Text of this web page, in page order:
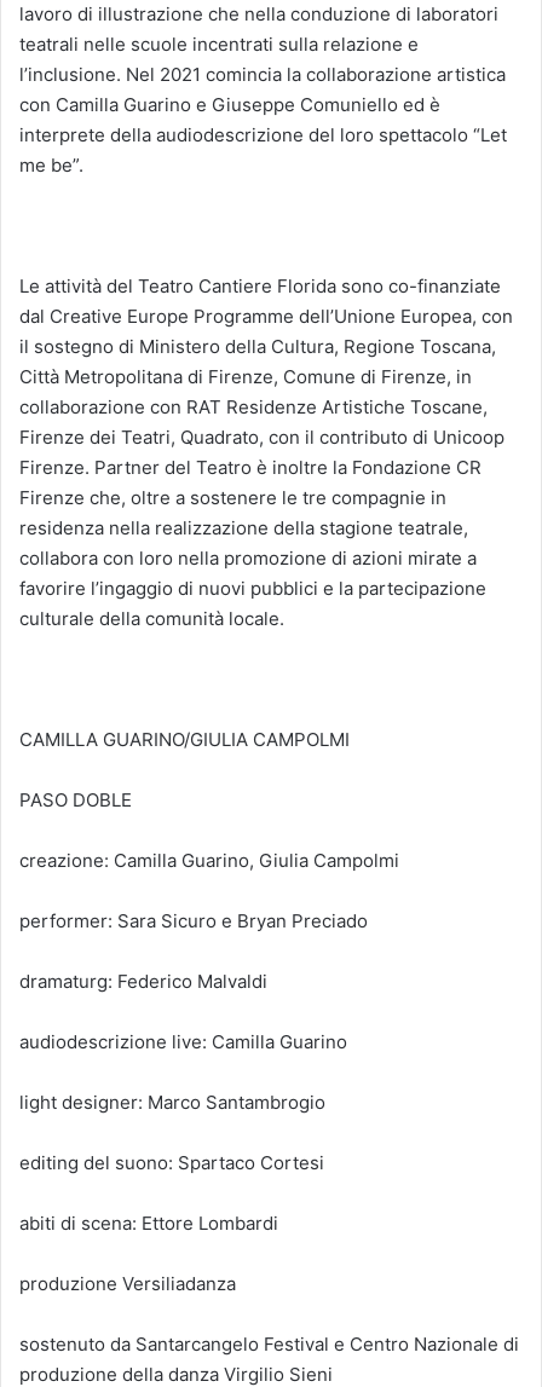
lavoro di illustrazione che nella conduzione di laboratori
teatrali nelle scuole incentrati sulla relazione e
l’inclusione. Nel 2021 comincia la collaborazione artistica
con Camilla Guarino e Giuseppe Comuniello ed è
interprete della audiodescrizione del loro spettacolo “Let
me be”.
Le attività del Teatro Cantiere Florida sono co-finanziate
dal Creative Europe Programme dell’Unione Europea, con
il sostegno di Ministero della Cultura, Regione Toscana,
Città Metropolitana di Firenze, Comune di Firenze, in
collaborazione con RAT Residenze Artistiche Toscane,
Firenze dei Teatri, Quadrato, con il contributo di Unicoop
Firenze. Partner del Teatro è inoltre la Fondazione CR
Firenze che, oltre a sostenere le tre compagnie in
residenza nella realizzazione della stagione teatrale,
collabora con loro nella promozione di azioni mirate a
favorire l’ingaggio di nuovi pubblici e la partecipazione
culturale della comunità locale.
CAMILLA GUARINO/GIULIA CAMPOLMI
PASO DOBLE
creazione: Camilla Guarino, Giulia Campolmi
performer: Sara Sicuro e Bryan Preciado
dramaturg: Federico Malvaldi
audiodescrizione live: Camilla Guarino
light designer: Marco Santambrogio
editing del suono: Spartaco Cortesi
abiti di scena: Ettore Lombardi
produzione Versiliadanza
sostenuto da Santarcangelo Festival e Centro Nazionale di
produzione della danza Virgilio Sieni